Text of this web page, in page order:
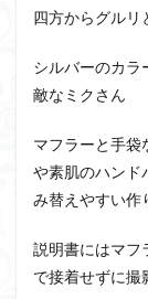
四方からグルリ
シルバーのカラ
敵なミクさん
マフラーと手袋
や素肌のハンド
み替えやすい作
説明書にはマフ
で接着せずに撮